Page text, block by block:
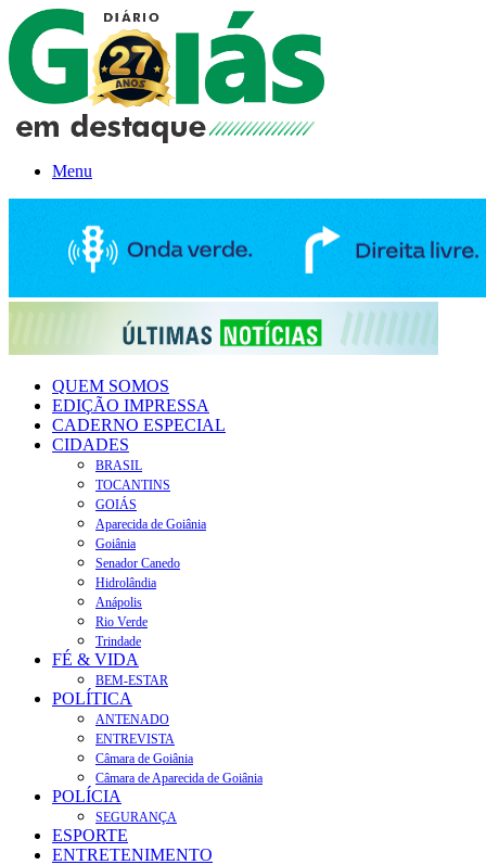
Menu
QUEM SOMOS
EDIÇÃO IMPRESSA
CADERNO ESPECIAL
CIDADES
BRASIL
TOCANTINS
GOIÁS
Aparecida de Goiânia
Goiânia
Senador Canedo
Hidrolândia
Anápolis
Rio Verde
Trindade
FÉ & VIDA
BEM-ESTAR
POLÍTICA
ANTENADO
ENTREVISTA
Câmara de Goiânia
Câmara de Aparecida de Goiânia
POLÍCIA
SEGURANÇA
ESPORTE
ENTRETENIMENTO